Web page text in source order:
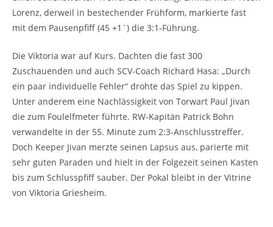
Lorenz, derweil in bestechender Frühform, markierte fast
mit dem Pausenpfiff (45 +1`) die 3:1-Führung.
Die Viktoria war auf Kurs. Dachten die fast 300
Zuschauenden und auch SCV-Coach Richard Hasa: „Durch
ein paar individuelle Fehler“ drohte das Spiel zu kippen.
Unter anderem eine Nachlässigkeit von Torwart Paul Jivan
die zum Foulelfmeter führte. RW-Kapitän Patrick Bohn
verwandelte in der 55. Minute zum 2:3-Anschlusstreffer.
Doch Keeper Jivan merzte seinen Lapsus aus, parierte mit
sehr guten Paraden und hielt in der Folgezeit seinen Kasten
bis zum Schlusspfiff sauber. Der Pokal bleibt in der Vitrine
von Viktoria Griesheim.